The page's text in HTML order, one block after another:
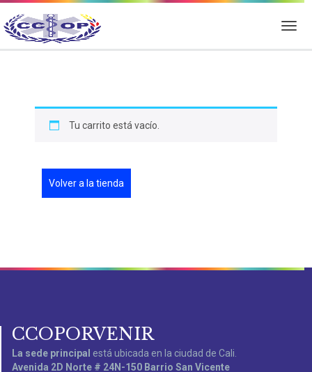
Tu carrito está vacío.
Volver a la tienda
CCOPORVENIR
La sede principal está ubicada en la ciudad de Cali.
Avenida 2D Norte # 24N-150 Barrio San Vicente